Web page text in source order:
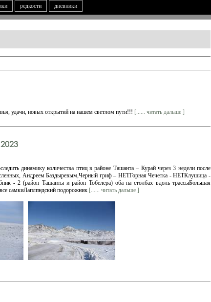
редкости дневники
удачи, новых открытий на нашем светлом пути!!! [...... читать дальше ]
динамику количества птиц в районе Ташанта – Курай через 3 недели после
Андреем Баздыревым,Черный гриф – НЕТГорная Чечетка - НЕТКлушица -
(район Ташанты и район Тобелера) оба на столбах вдоль трассыБольшая
самкиЛаплпндский подорожник [...... читать дальше ]